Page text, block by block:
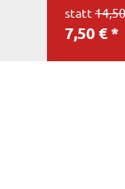
statt
7,50 € *